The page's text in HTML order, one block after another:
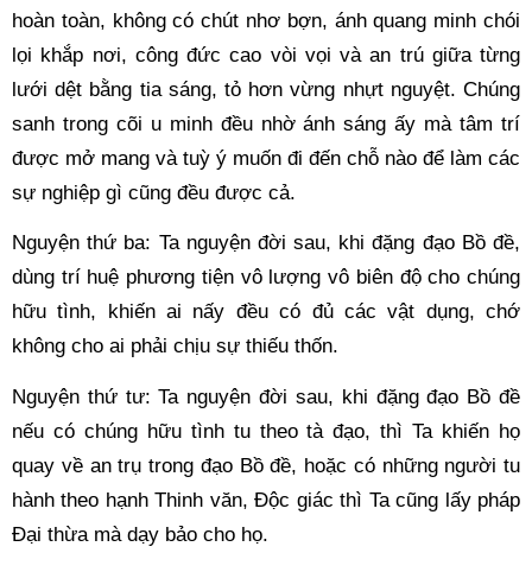
hoàn toàn, không có chút nhơ bợn, ánh quang minh chói
lọi khắp nơi, công đức cao vòi vọi và an trú giữa từng
lưới dệt bằng tia sáng, tỏ hơn vừng nhựt nguyệt. Chúng
sanh trong cõi u minh đều nhờ ánh sáng ấy mà tâm trí
được mở mang và tuỳ ý muốn đi đến chỗ nào để làm các
sự nghiệp gì cũng đều được cả.
Nguyện thứ ba: Ta nguyện đời sau, khi đặng đạo Bồ đề,
dùng trí huệ phương tiện vô lượng vô biên độ cho chúng
hữu tình, khiến ai nấy đều có đủ các vật dụng, chớ
không cho ai phải chịu sự thiếu thốn.
Nguyện thứ tư: Ta nguyện đời sau, khi đặng đạo Bồ đề
nếu có chúng hữu tình tu theo tà đạo, thì Ta khiến họ
quay về an trụ trong đạo Bồ đề, hoặc có những người tu
hành theo hạnh Thinh văn, Độc giác thì Ta cũng lấy pháp
Đại thừa mà dạy bảo cho họ.